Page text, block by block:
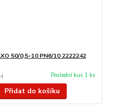
50/0,5-10 PN6/10 2222242
Poslední kus 1 ks
Přidat do košíku